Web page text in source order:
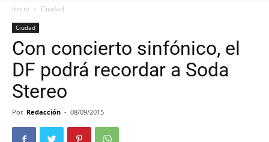
Inicio Ciudad
Ciudad
Con concierto sinfónico, el
DF podrá recordar a Soda
Stereo
Por Redacción - 08/09/2015